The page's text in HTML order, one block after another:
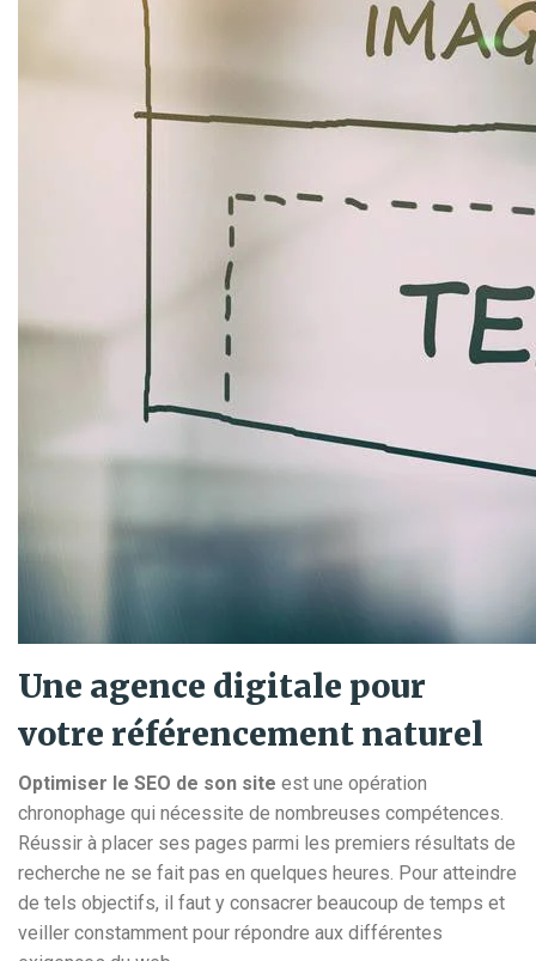
Une agence digitale pour
votre référencement naturel
Optimiser le SEO de son site est une opération
chronophage qui nécessite de nombreuses compétences.
Réussir à placer ses pages parmi les premiers résultats de
recherche ne se fait pas en quelques heures. Pour atteindre
de tels objectifs, il faut y consacrer beaucoup de temps et
veiller constamment pour répondre aux différentes